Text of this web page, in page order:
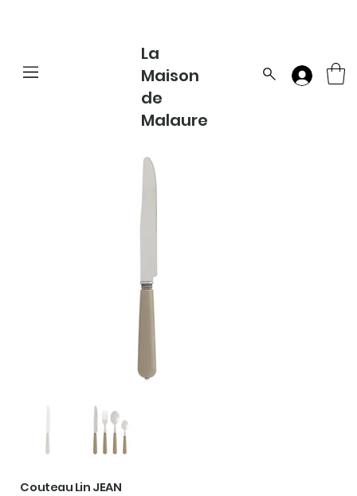
La
Maison
de
Malaure
Couteau Lin JEAN